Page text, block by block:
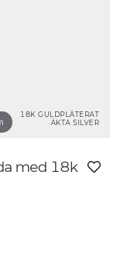
18K GULDPLÄTERAT
ÄKTA SILVER
med 18k